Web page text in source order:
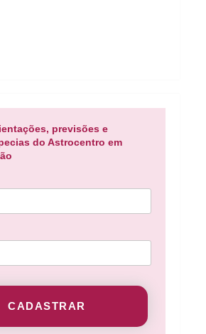
previsões e
do Astrocentro em
CADASTRAR